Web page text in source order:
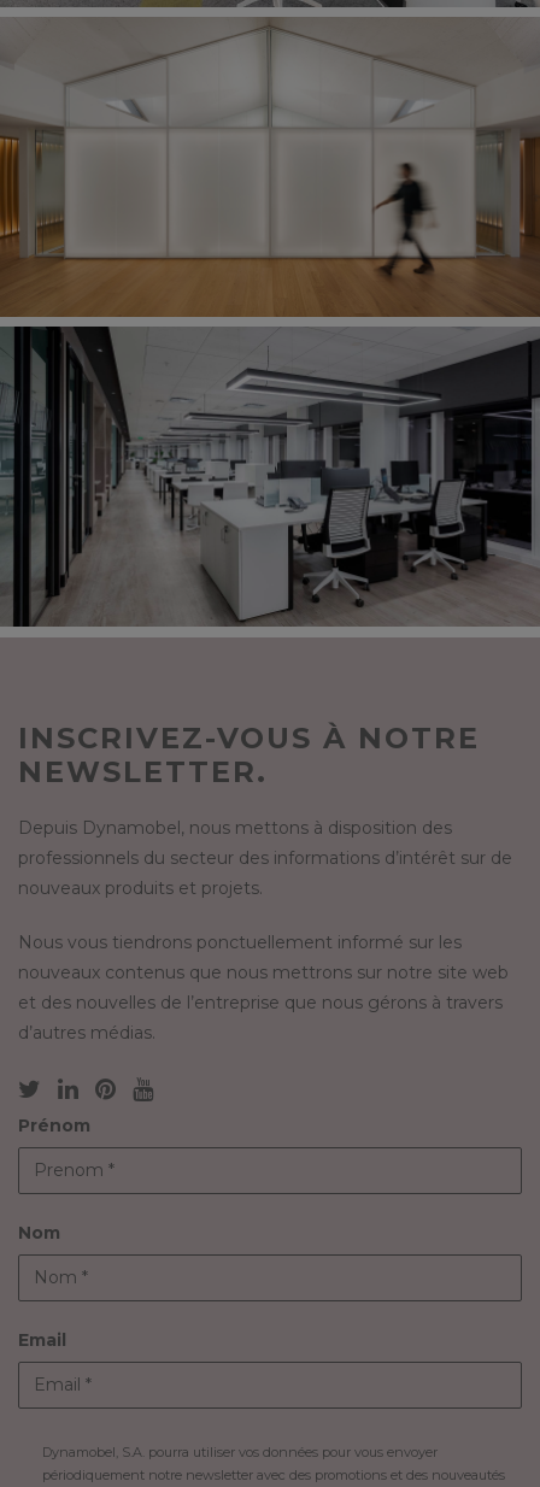
INSCRIVEZ-VOUS À NOTRE
NEWSLETTER.
Depuis Dynamobel, nous mettons à disposition des
professionnels du secteur des informations d’intérêt sur de
nouveaux produits et projets.
Nous vous tiendrons ponctuellement informé sur les
nouveaux contenus que nous mettrons sur notre site web
et des nouvelles de l’entreprise que nous gérons à travers
d’autres médias.
Prénom
Nom
Email
Dynamobel, S.A. pourra utiliser vos données pour vous envoyer
périodiquement notre newsletter avec des promotions et des nouveautés